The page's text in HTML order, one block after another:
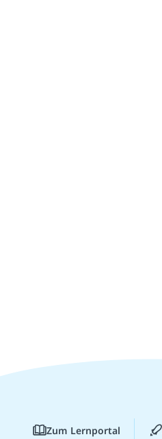
Zum Lernportal